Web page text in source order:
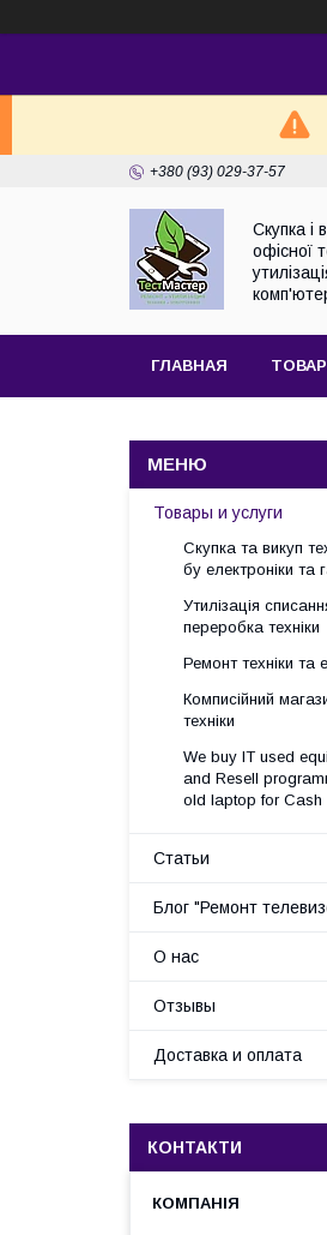
+380 (93) 029-37-57
Скупка і
офісної
ГЛАВНАЯ
Товары и услуги
Скупка та викуп
бу електроніки та
Утилізація
переробка техніки
Ремонт техніки та
Комписійний
техніки
We buy IT used
and Resell
old laptop for Cash
Статьи
Блог "Ремонт
О нас
Отзывы
Доставка и оплата
КОНТАКТИ